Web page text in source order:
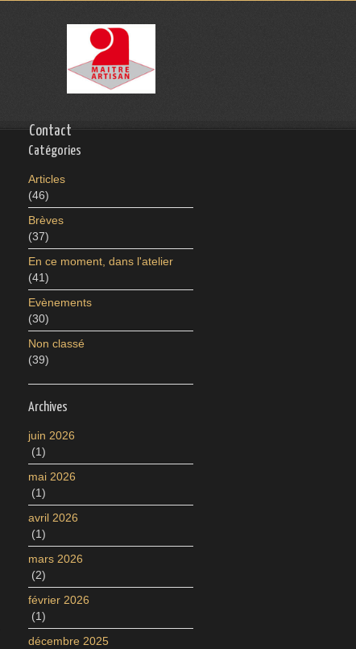
Contact
Catégories
Articles
(46)
Brèves
(37)
En ce moment, dans l'atelier
(41)
Evènements
(30)
Non classé
(39)
Archives
juin 2026
(1)
mai 2026
(1)
avril 2026
(1)
mars 2026
(2)
février 2026
(1)
décembre 2025